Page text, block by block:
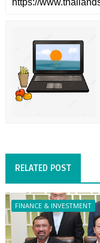
RELATED POST
FINANCE & INVESTMENT